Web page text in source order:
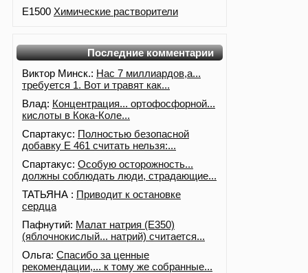
E1500 Химические растворители
Последние комментарии
Виктор Минск.: Нас 7 миллиардов,а...
требуется 1. Вот и травят как...
Влад: Концентрация... ортофосфорной...
кислоты в Кока-Коле...
Спартакус: Полностью безопасной
добавку Е 461 считать нельзя:...
Спартакус: Особую осторожность...
должны соблюдать люди, страдающие...
ТАТЬЯНА : Приводит к остановке
сердца
Пафнутий: Малат натрия (E350)
(яблочнокислый... натрий) считается...
Ольга: Спасибо за ценные
рекомендации,... к тому же собранные...